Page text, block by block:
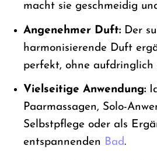
macht sie geschmeidig
Angenehmer Duft:Der
harmonisierende Duft
perfekt, ohne aufdringlich
Vielseitige Anwendung:
Paarmassagen, Solo-
Selbstpflege oder als
entspannenden Bad.